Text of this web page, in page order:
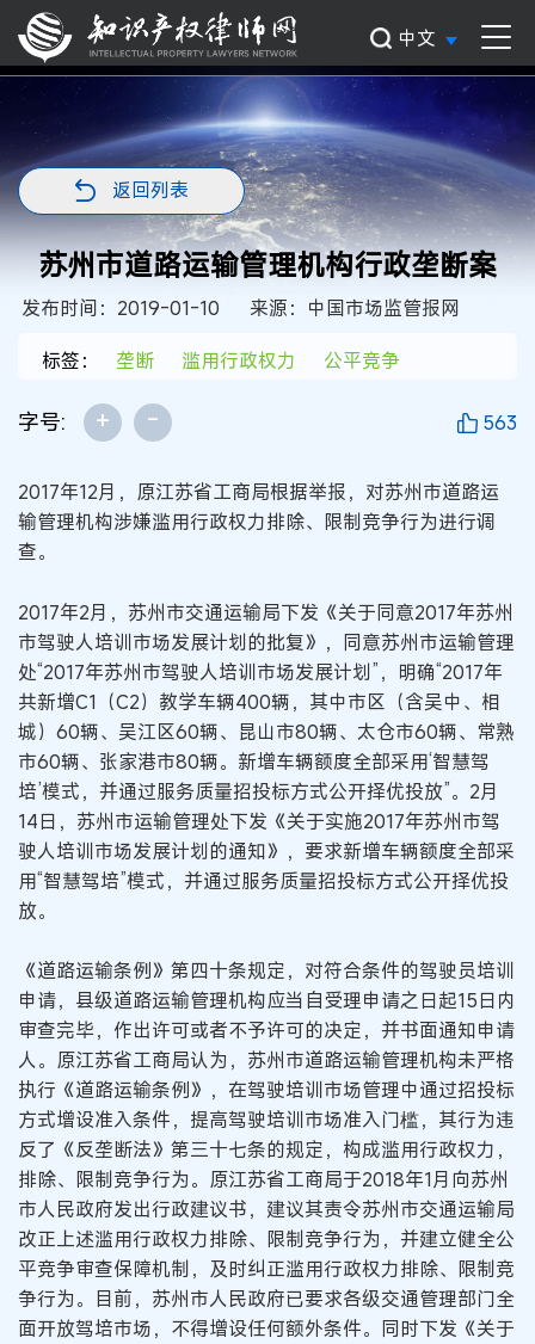
中文
返回列表
苏州市道路运输管理机构行政垄断案
发布时间：2019-01-10
来源：中国市场监管报网
标签：
垄断 滥用行政权力 公平竞争
字号: + - 563
2017年12月，原江苏省工商局根据举报，对苏州市道路运
输管理机构涉嫌滥用行政权力排除、限制竞争行为进行调
查。
2017年2月，苏州市交通运输局下发《关于同意2017年苏州
市驾驶人培训市场发展计划的批复》，同意苏州市运输管理
处“2017年苏州市驾驶人培训市场发展计划”，明确“2017年
共新增C1（C2）教学车辆400辆，其中市区（含吴中、相
城）60辆、吴江区60辆、昆山市80辆、太仓市60辆、常熟
市60辆、张家港市80辆。新增车辆额度全部采用‘智慧驾
培’模式，并通过服务质量招投标方式公开择优投放”。2月
14日，苏州市运输管理处下发《关于实施2017年苏州市驾
驶人培训市场发展计划的通知》，要求新增车辆额度全部采
用“智慧驾培”模式，并通过服务质量招投标方式公开择优投
放。
《道路运输条例》第四十条规定，对符合条件的驾驶员培训
申请，县级道路运输管理机构应当自受理申请之日起15日内
审查完毕，作出许可或者不予许可的决定，并书面通知申请
人。原江苏省工商局认为，苏州市道路运输管理机构未严格
执行《道路运输条例》，在驾驶培训市场管理中通过招投标
方式增设准入条件，提高驾驶培训市场准入门槛，其行为违
反了《反垄断法》第三十七条的规定，构成滥用行政权力，
排除、限制竞争行为。原江苏省工商局于2018年1月向苏州
市人民政府发出行政建议书，建议其责令苏州市交通运输局
改正上述滥用行政权力排除、限制竞争行为，并建立健全公
平竞争审查保障机制，及时纠正滥用行政权力排除、限制竞
争行为。目前，苏州市人民政府已要求各级交通管理部门全
面开放驾培市场，不得增设任何额外条件。同时下发《关于